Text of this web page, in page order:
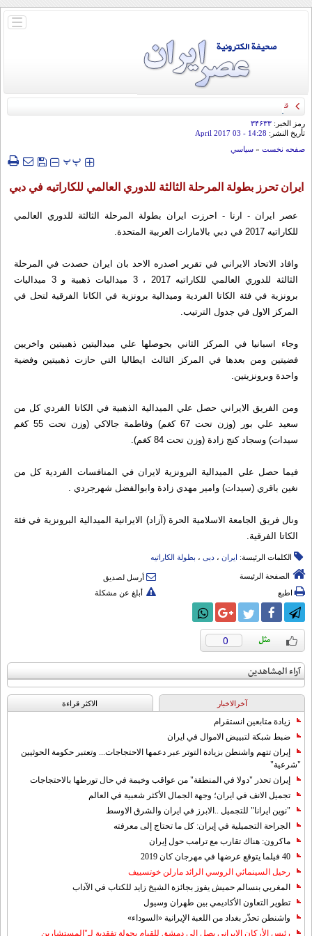
باز
قائد الحرس الثوري: إيران ستدمر أمريكا وإسرائيل والسعودية إذا تجاوزت خطوط طهران
الحمراء
رمز الخبر: ۳۴۶۳۳
تأريخ النشر: 14:28
- 03 April 2017
صفحه نخست » سياسي
‍‍‍ پپ
ايران تحرز بطولة المرحلة الثالثة للدوري العالمي للكاراتيه في دبي
عصر ايران - ارنا - احرزت ايران بطولة المرحلة الثالثة للدوري العالمي
للكاراتيه 2017 في دبي بالامارات العربية المتحدة.
وافاد الاتحاد الايراني في تقرير اصدره الاحد بان ايران حصدت في المرحلة
الثالثة للدوري العالمي للكاراتيه 2017 ، 3 ميداليات ذهبية و 3 ميداليات
برونزية في فئة الكاتا الفردية وميدالية برونزية في الكاتا الفرقية لتحل في
المركز الاول في جدول الترتيب.
وجاء اسبانيا في المركز الثاني بحوصلها علي ميداليتين ذهبيتين واخريين
فضيتين ومن بعدها في المركز الثالث ايطاليا التي حازت ذهبيتين وفضية
واحدة وبرونزيتين.
ومن الفريق الايراني حصل علي الميدالية الذهبية في الكاتا الفردي كل من
سعيد علي بور (وزن تحت 67 كغم) وفاطمة جالاكي (وزن تحت 55 كغم
سيدات) وسجاد كنج زادة (وزن تحت 84 كغم).
فيما حصل علي الميدالية البرونزية لايران في المنافسات الفردية كل من
نغين باقري (سيدات) وامير مهدي زادة وابوالفضل شهرجردي .
ونال فريق الجامعة الاسلامية الحرة (آزاد) الايرانية الميدالية البرونزية في فئة
الكاتا الفرقية.
الكلمات الرئيسة: ایران ، دبى ، بطولة الکاراتیه
الصفحة الرئيسة
أرسل لصديق
اطبع
أبلغ عن مشكلة
0
آراء المشاهدين
آخرالاخبار الاکثر قراءة
زيادة متابعين انستقرام
ضبط شبكة لتبييض الاموال في ايران
إيران تتهم واشنطن بزيادة التوتر عبر دعمها الاحتجاجات... وتعتبر حكومة الحوثيين
"شرعية"
إيران تحذر "دولا في المنطقة" من عواقب وخيمة في حال تورطها بالاحتجاجات
تجميل الانف في ايران؛ وجهة الجمال الأكثر شعبية في العالم
"نوين ايرانا" للتجميل ..الابرز في ايران والشرق الاوسط
الجراحة التجميلية في إيران: كل ما تحتاج إلى معرفته
ماكرون: هناك تقارب مع ترامب حول إيران
40 فيلما يتوقع عرضها في مهرجان كان 2019
رحيل السينمائي الروسي الرائد مارلن خوتسييف
المغربي بنسالم حميش يفوز بجائزة الشيخ زايد للكتاب في الآداب
تطوير التعاون الأكاديمي بين طهران وسيول
واشنطن تحذّر بغداد من اللعبة الإيرانية «السوداء»
رئيس الأركان الإيراني يصل إلى دمشق للقيام بجولة تفقدية لـ"المستشارين